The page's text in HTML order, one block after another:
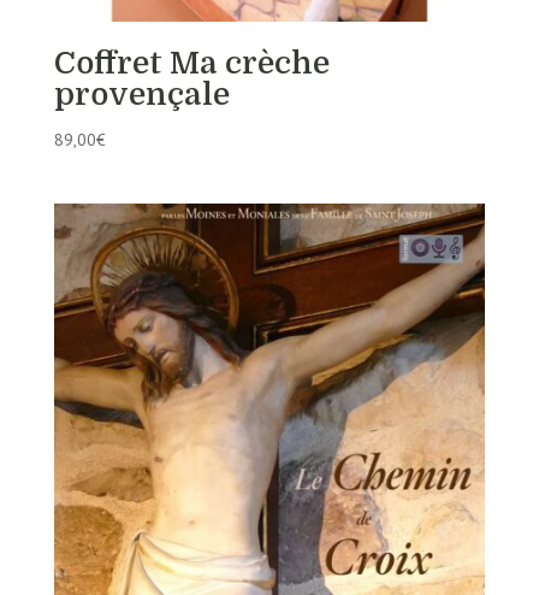
Coffret Ma crèche
provençale
89,00€